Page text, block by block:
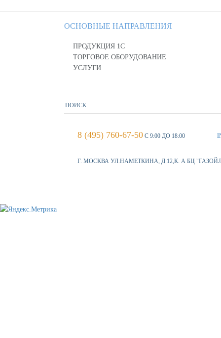
ОСНОВНЫЕ НАПРАВЛЕНИЯ
ПРОДУКЦИЯ 1С
ТОРГОВОЕ ОБОРУДОВАНИЕ
УСЛУГИ
8 (495) 760-67-50 С 9:00 ДО 18:00
Г. МОСКВА УЛ.НАМЕТКИНА, Д.12,К. А БЦ